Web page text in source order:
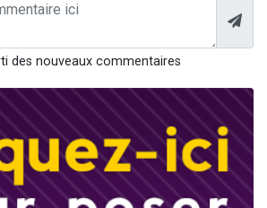
des nouveaux commentaires